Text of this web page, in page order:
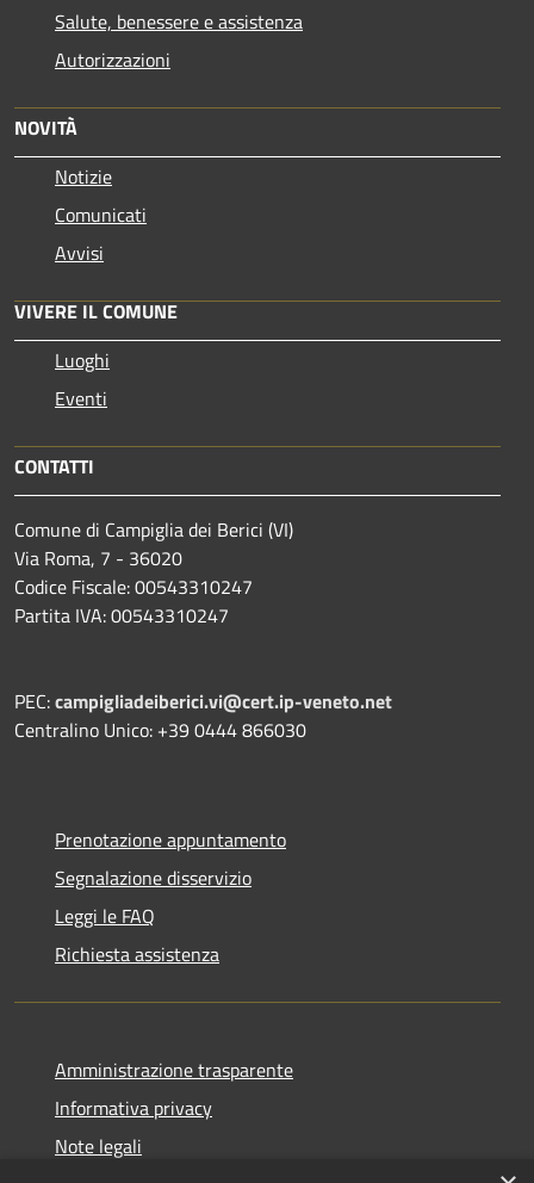
Salute, benessere e assistenza
Autorizzazioni
NOVITÀ
Notizie
Comunicati
Avvisi
VIVERE IL COMUNE
Luoghi
Eventi
CONTATTI
Comune di Campiglia dei Berici (VI)
Via Roma, 7 - 36020
Codice Fiscale: 00543310247
Partita IVA: 00543310247
PEC:campigliadeiberici.vi@cert.ip-veneto.net
Centralino Unico: +39 0444 866030
Prenotazione appuntamento
Segnalazione disservizio
Leggi le FAQ
Richiesta assistenza
Amministrazione trasparente
Informativa privacy
Note legali